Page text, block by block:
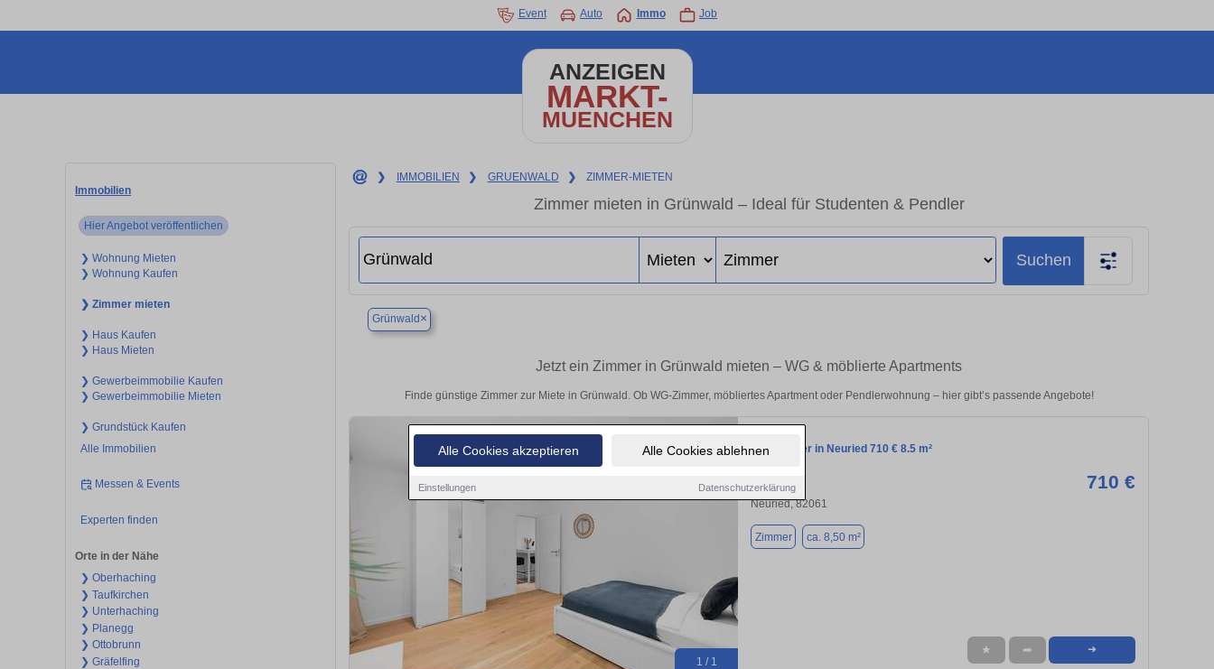
Alle Cookies akzeptieren Alle Cookies ablehnen
Einstellungen Datenschutzerklärung
Event Auto Immo Job
ANZEIGEN
MARKT-
MUENCHEN
Immobilien
Hier Angebot veröffentlichen
❯ Wohnung Mieten
❯ Wohnung Kaufen
❯ Zimmer mieten
❯ Haus Kaufen
❯ Haus Mieten
❯ Gewerbeimmobilie Kaufen
❯ Gewerbeimmobilie Mieten
❯ Grundstück Kaufen
Alle Immobilien
Messen & Events
Experten finden
Orte in der Nähe
❯ Oberhaching
❯ Taufkirchen
❯ Unterhaching
❯ Planegg
❯ Ottobrunn
❯ Gräfelfing
❯ IMMOBILIEN ❯ GRUENWALD ❯ ZIMMER-MIETEN
Zimmer mieten in Grünwald – Ideal für Studenten & Pendler
Suchen
Grünwald ×
Jetzt ein Zimmer in Grünwald mieten – WG & möblierte Apartments
Finde günstige Zimmer zur Miete in Grünwald. Ob WG-Zimmer, möbliertes Apartment oder Pendlerwohnung – hier gibt’s passende Angebote!
1 / 1
WG-Zimmer in Neuried 710 € 8.5 m²
710 €
Neuried, 82061
Zimmer ca. 8,50 m²
★ ➦ ➜